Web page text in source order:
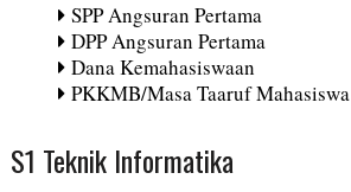
SPP Angsuran Pertama
DPP Angsuran Pertama
Dana Kemahasiswaan
PKKMB/Masa Taaruf Mahasiswa
S1 Teknik Informatika